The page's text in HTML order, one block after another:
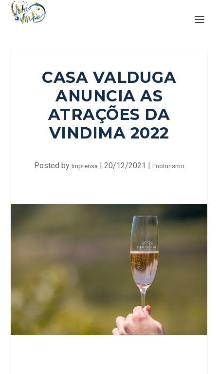
CASA VALDUGA
ANUNCIA AS
ATRAÇÕES DA
VINDIMA 2022
Posted by Imprensa | 20/12/2021 | Enoturismo